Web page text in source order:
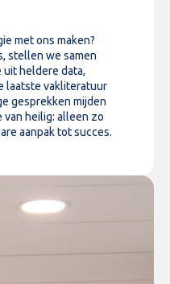
met ons maken?
stellen we samen
uit heldere data,
laatste vakliteratuur
gesprekken mijden
van heilig: alleen zo
aanpak tot succes.